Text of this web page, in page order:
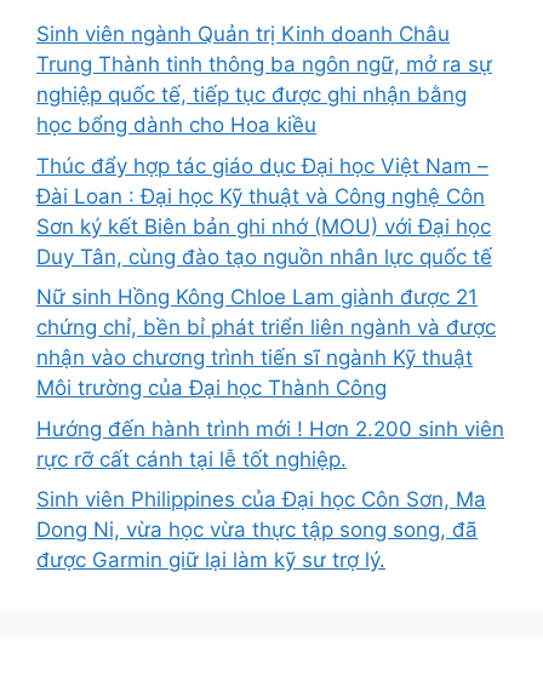
Sinh viên ngành Quản trị Kinh doanh Châu
Trung Thành tinh thông ba ngôn ngữ, mở ra sự
nghiệp quốc tế, tiếp tục được ghi nhận bằng
học bổng dành cho Hoa kiều
Thúc đẩy hợp tác giáo dục Đại học Việt Nam –
Đài Loan : Đại học Kỹ thuật và Công nghệ Côn
Sơn ký kết Biên bản ghi nhớ (MOU) với Đại học
Duy Tân, cùng đào tạo nguồn nhân lực quốc tế
Nữ sinh Hồng Kông Chloe Lam giành được 21
chứng chỉ, bền bỉ phát triển liên ngành và được
nhận vào chương trình tiến sĩ ngành Kỹ thuật
Môi trường của Đại học Thành Công
Hướng đến hành trình mới ! Hơn 2.200 sinh viên
rực rỡ cất cánh tại lễ tốt nghiệp.
Sinh viên Philippines của Đại học Côn Sơn, Ma
Dong Ni, vừa học vừa thực tập song song, đã
được Garmin giữ lại làm kỹ sư trợ lý.